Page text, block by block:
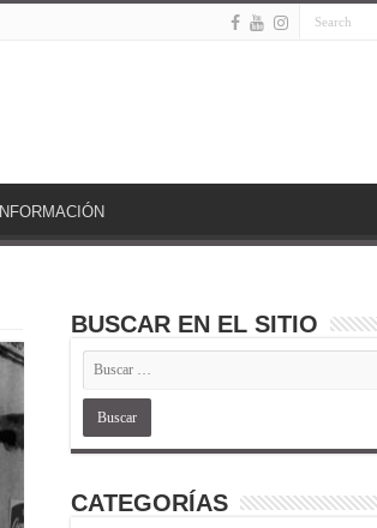
INFORMACIÓN
BUSCAR EN EL SITIO
CATEGORÍAS